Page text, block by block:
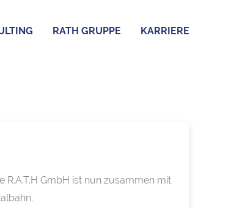
RATH GRUPPE KARRIERE
R.A.T.H GmbH ist nun zusammen mit